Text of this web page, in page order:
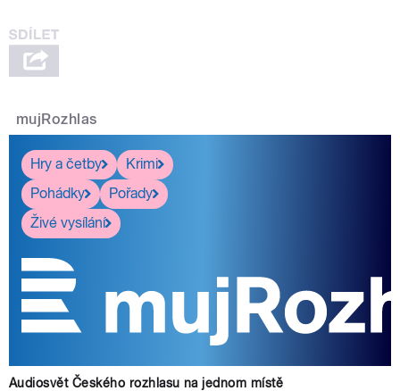
mujRozhlas
Hry a četby
Krimi
Pohádky
Pořady
Živé vysílání
Audiosvět Českého rozhlasu na jednom místě